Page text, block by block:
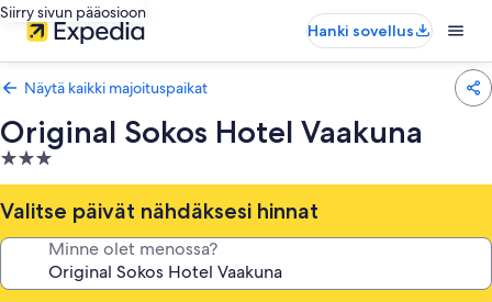
Siirry sivun pääosioon
Hanki sovellus
Näytä kaikki majoituspaikat
Original Sokos Hotel Vaakuna
3.0
tähden
majoituspaikka
Valitse päivät nähdäksesi hinnat
Minne olet menossa?